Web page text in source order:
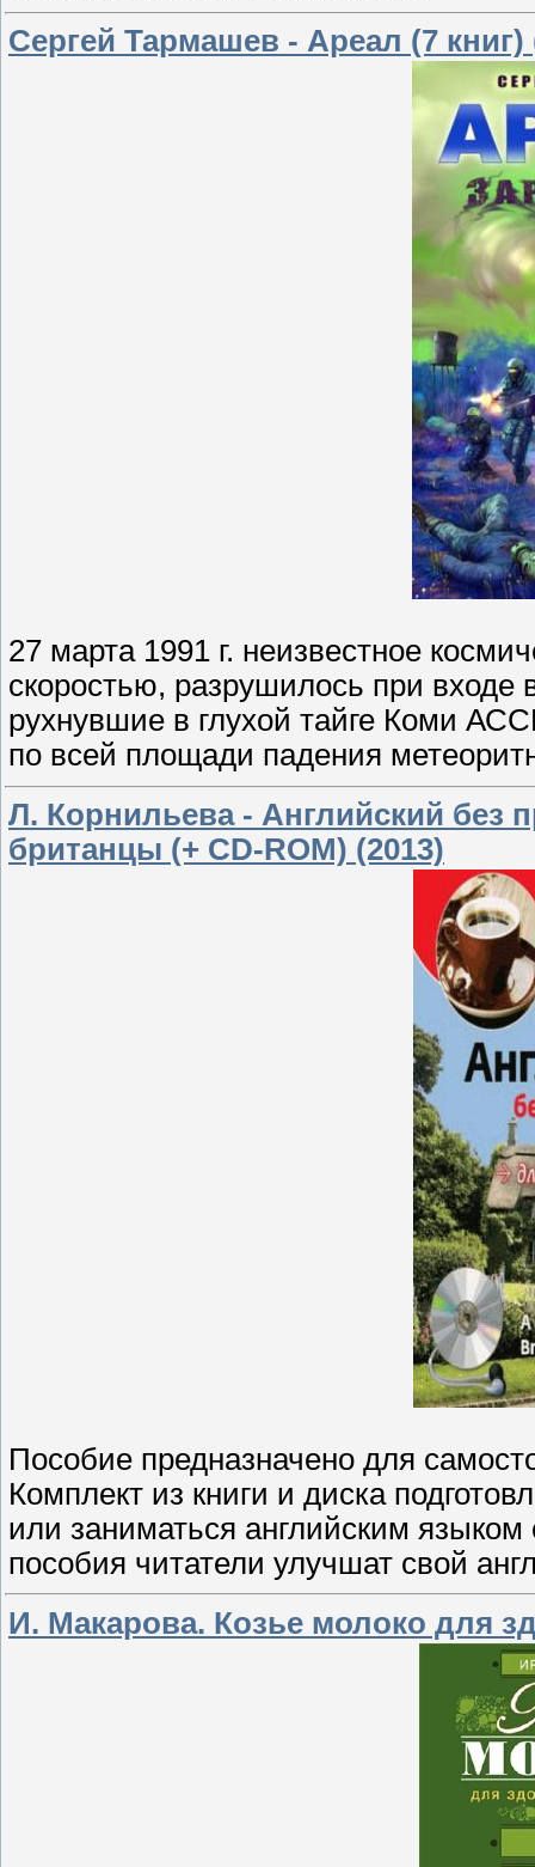
Сергей Тармашев - Ареал (7 книг)
27 марта 1991 г. неизвестное
скоростью, разрушилось при
рухнувшие в глухой тайге Коми
по всей площади падения
Л. Корнильева - Английский без
британцы (+ CD-ROM) (2013)
Пособие предназначено для
Комплект из книги и диска
или заниматься английским
пособия читатели улучшат свой
И. Макарова. Козье молоко для